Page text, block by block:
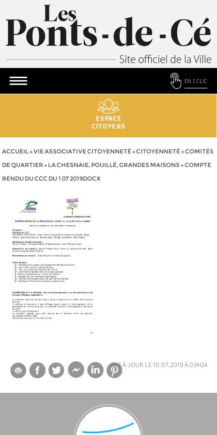
EN 1 CLIC
ESPACE
CITOYENS
ACCUEIL»VIE ASSOCIATIVE CITOYENNETÉ»CITOYENNETÉ»COMITÉS
DE QUARTIER » LA CHESNAIE, POUILLÉ, GRANDES MAISONS»COMPTE
RENDU DU CCC DU 1 07 2019DOCX
mis à jour le 10.07.2019 à 03h24